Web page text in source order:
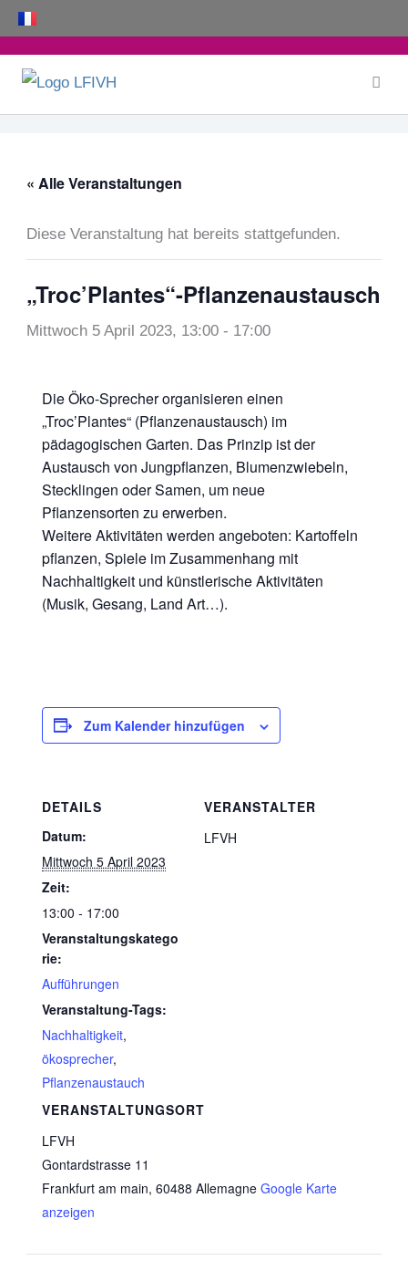
Zum
Inhalt
springen
« Alle Veranstaltungen
Diese Veranstaltung hat bereits stattgefunden.
„Troc’Plantes“-Pflanzenaustausch
Mittwoch 5 April 2023, 13:00 - 17:00
Die Öko-Sprecher organisieren einen
„Troc’Plantes“ (Pflanzenaustausch) im
pädagogischen Garten. Das Prinzip ist der
Austausch von Jungpflanzen, Blumenzwiebeln,
Stecklingen oder Samen, um neue
Pflanzensorten zu erwerben.
Weitere Aktivitäten werden angeboten: Kartoffeln
pflanzen, Spiele im Zusammenhang mit
Nachhaltigkeit und künstlerische Aktivitäten
(Musik, Gesang, Land Art…).
Zum Kalender hinzufügen
DETAILS
Datum:
Mittwoch 5 April 2023
Zeit:
13:00 - 17:00
Veranstaltungskatego
rie:
Aufführungen
Veranstaltung-Tags:
Nachhaltigkeit,
ökosprecher,
Pflanzenaustauch
VERANSTALTUNGSORT
LFVH
Gontardstrasse 11
Frankfurt am main, 60488 Allemagne Google Karte
anzeigen
VERANSTALTER
LFVH